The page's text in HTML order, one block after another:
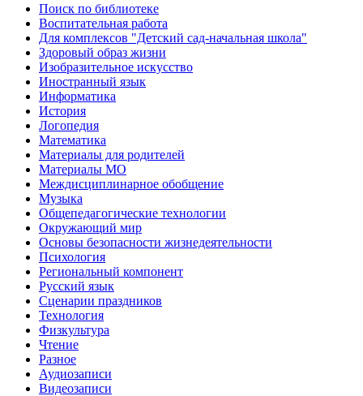
Поиск по библиотеке
Воспитательная работа
Для комплексов "Детский сад-начальная школа"
Здоровый образ жизни
Изобразительное искусство
Иностранный язык
Информатика
История
Логопедия
Математика
Материалы для родителей
Материалы МО
Междисциплинарное обобщение
Музыка
Общепедагогические технологии
Окружающий мир
Основы безопасности жизнедеятельности
Психология
Региональный компонент
Русский язык
Сценарии праздников
Технология
Физкультура
Чтение
Разное
Аудиозаписи
Видеозаписи